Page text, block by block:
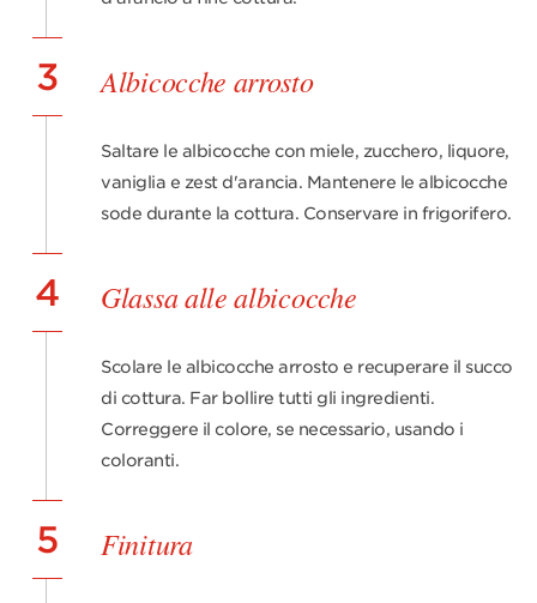
3 Albicocche arrosto
Saltare le albicocche con miele, zucchero, liquore,
vaniglia e zest d'arancia. Mantenere le albicocche
sode durante la cottura. Conservare in frigorifero.
4 Glassa alle albicocche
Scolare le albicocche arrosto e recuperare il succo
di cottura. Far bollire tutti gli ingredienti.
Correggere il colore, se necessario, usando i
coloranti.
5 Finitura